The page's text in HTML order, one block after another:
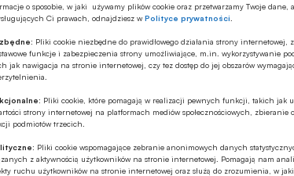
o sposobie, w jaki używamy plików cookie oraz przetwarzamy Twoje dane,
Ci prawach, odnajdziesz wPolityce prywatności
Pliki cookie niezbędne do prawidłowego działania strony internetowej,
funkcje i zabezpieczenia strony umożliwiające, m.in. wykorzystywanie
jak nawigacja na stronie internetowej, czy tez dostęp do jej obszarów
Pliki cookie, które pomagają w realizacji pewnych funkcji, takich jak
strony internetowej na platformach mediów społecznościowych,
podmiotów trzecich.
Pliki cookie wspomagające zebranie anonimowych danych
z aktywnością użytkowników na stronie internetowej. Pomagają nam
ruchu użytkowników na stronie internetowej oraz służą do zrozumienia, w jaki